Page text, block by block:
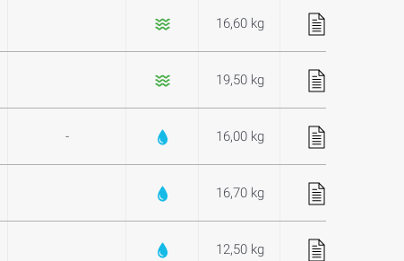
16,60 kg
19,50 kg
- 16,00 kg
16,70 kg
12,50 kg